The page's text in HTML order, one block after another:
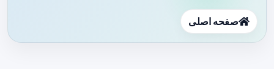
صفحه اصلی